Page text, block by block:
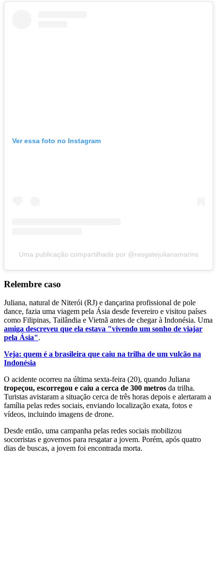
Ver essa foto no Instagram
Uma publicação compartilhada por @resgatejulianamarins
Relembre caso
Juliana, natural de Niterói (RJ) e dançarina profissional de pole
dance, fazia uma viagem pela Ásia desde fevereiro e visitou países
como Filipinas, Tailândia e Vietnã antes de chegar à Indonésia. Uma
amiga descreveu que ela estava "vivendo um sonho de viajar
pela Ásia".
Veja: quem é a brasileira que caiu na trilha de um vulcão na
Indonésia
O acidente ocorreu na última sexta-feira (20), quando Juliana
tropeçou, escorregou e caiu a cerca de 300 metros da trilha.
Turistas avistaram a situação cerca de três horas depois e alertaram a
família pelas redes sociais, enviando localização exata, fotos e
vídeos, incluindo imagens de drone.
Desde então, uma campanha pelas redes sociais mobilizou
socorristas e governos para resgatar a jovem. Porém, após quatro
dias de buscas, a jovem foi encontrada morta.